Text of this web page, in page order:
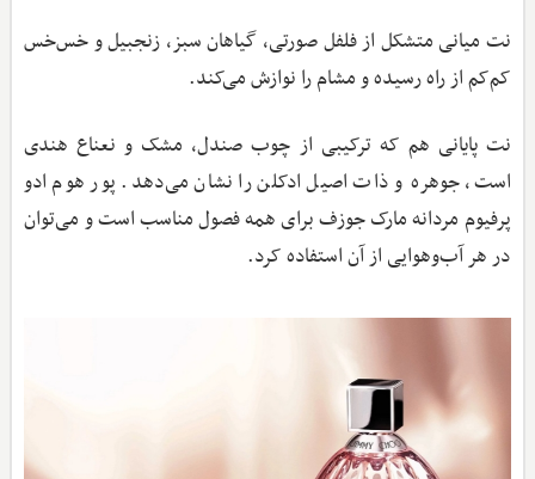
نت میانی متشکل از فلفل صورتی، گیاهان سبز، زنجبیل و خس‌خس
کم‌کم از راه رسیده و مشام را نوازش می‌کند.
نت پایانی هم که ترکیبی از چوب صندل، مشک و نعناع هندی
است، جوهره و ذات اصیل ادکلن را نشان می‌دهد. پور هوم ادو
پرفیوم مردانه مارک جوزف برای همه فصول مناسب است و می‌توان
در هر آب‌وهوایی از آن استفاده کرد.